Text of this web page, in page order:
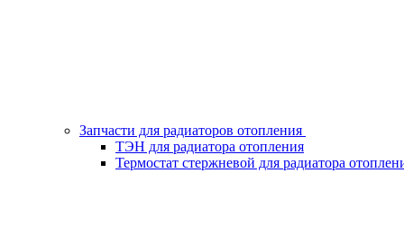
Запчасти для радиаторов отопления
ТЭН для радиатора отопления
Термостат стержневой для радиатора